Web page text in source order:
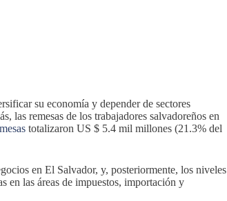
su economía y depender de sectores
las remesas de los trabajadores salvadoreños en
totalizaron US $ 5.4 mil millones (21.3% del
en El Salvador, y, posteriormente, los niveles
en las áreas de impuestos, importación y